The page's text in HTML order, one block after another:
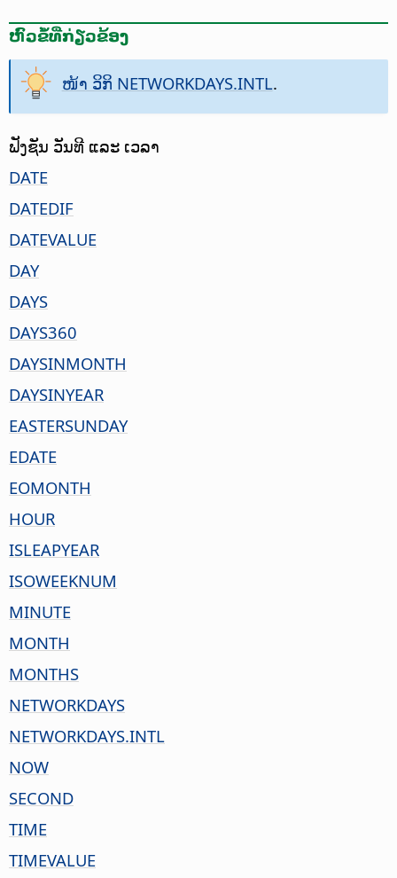
ຫົວຂໍ້ທີ່ກ່ຽວຂ້ອງ
ໜ້າ ວິກິ NETWORKDAYS.INTL.
ຟັງຊັນ ວັນທີ ແລະ ເວລາ
DATE
DATEDIF
DATEVALUE
DAY
DAYS
DAYS360
DAYSINMONTH
DAYSINYEAR
EASTERSUNDAY
EDATE
EOMONTH
HOUR
ISLEAPYEAR
ISOWEEKNUM
MINUTE
MONTH
MONTHS
NETWORKDAYS
NETWORKDAYS.INTL
NOW
SECOND
TIME
TIMEVALUE